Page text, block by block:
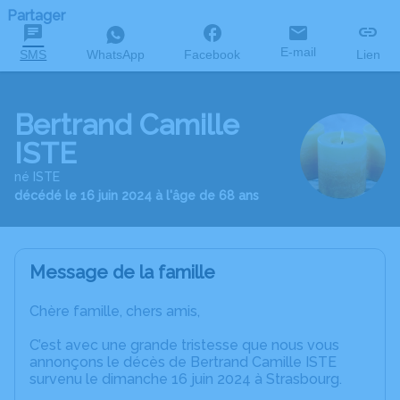
Partager
SMS WhatsApp Facebook E-mail Lien
Bertrand Camille
ISTE
né ISTE
décédé le 16 juin 2024 à l'âge de 68 ans
Message de la famille
Chère famille, chers amis,
C’est avec une grande tristesse que nous vous
annonçons le décès de Bertrand Camille ISTE
survenu le dimanche 16 juin 2024 à Strasbourg.